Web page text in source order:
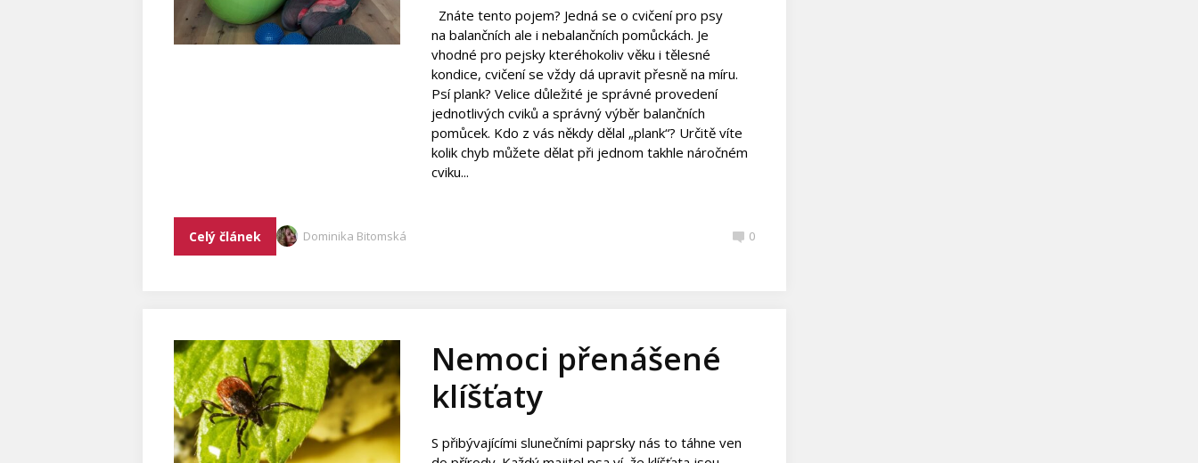
Znáte tento pojem? Jedná se o cvičení pro psy
na balančních ale i nebalančních pomůckách. Je
vhodné pro pejsky kteréhokoliv věku i tělesné
kondice, cvičení se vždy dá upravit přesně na míru.
Psí plank? Velice důležité je správné provedení
jednotlivých cviků a správný výběr balančních
pomůcek. Kdo z vás někdy dělal „plank“? Určitě víte
kolik chyb můžete dělat při jednom takhle náročném
cviku...
Celý článek Dominika Bitomská 0
Nemoci přenášené
klíšťaty
S přibývajícími slunečními paprsky nás to táhne ven